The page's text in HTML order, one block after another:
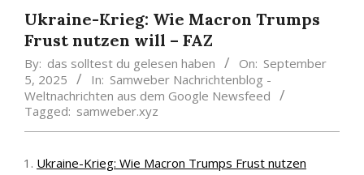
MenuUkraine-Krieg: Wie Macron Trumps
Frust nutzen will – FAZ
By: das solltest du gelesen haben On: September
5, 2025
In: Samweber Nachrichtenblog -
Weltnachrichten aus dem Google Newsfeed
Tagged: samweber.xyz
Ukraine-Krieg: Wie Macron Trumps Frust nutzen